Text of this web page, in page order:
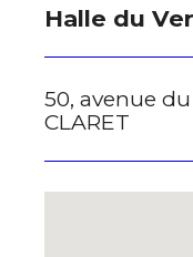
Halle du
50, avenue
CLARET